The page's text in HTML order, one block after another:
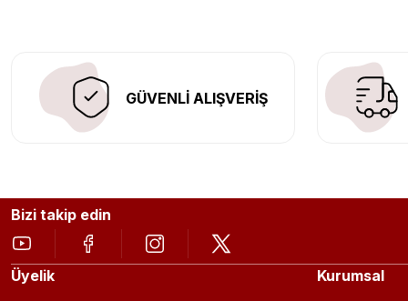
GÜVENLİ ALIŞVERİŞ
Bizi takip edin
Üyelik Kurumsal